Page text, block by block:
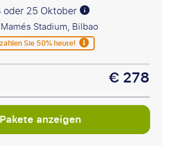
oder 25 Oktober
Stadium, Bilbao
Sie 50% heute!
€ 278
Pakete anzeigen